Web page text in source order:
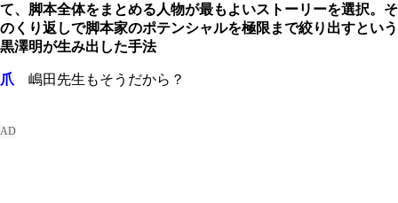
て、脚本全体をまとめる人物が最もよいストーリーを選択。そ
のくり返しで脚本家のポテンシャルを極限まで絞り出すという
黒澤明が生み出した手法
爪 嶋田先生もそうだから？